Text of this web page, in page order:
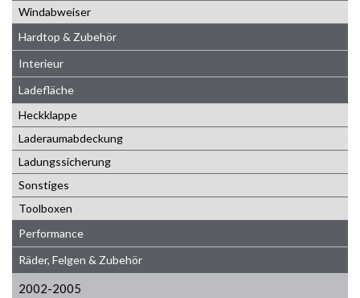
Windabweiser
Hardtop & Zubehör
Interieur
Ladefläche
Heckklappe
Laderaumabdeckung
Ladungssicherung
Sonstiges
Toolboxen
Performance
Räder, Felgen & Zubehör
2002-2005